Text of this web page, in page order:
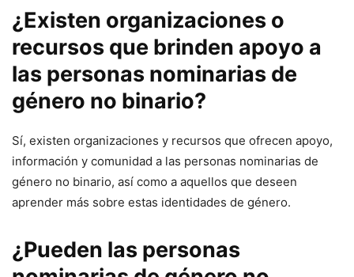
¿Existen organizaciones o
recursos que brinden apoyo a
las personas nominarias de
género no binario?
Sí, existen organizaciones y recursos que ofrecen apoyo,
información y comunidad a las personas nominarias de
género no binario, así como a aquellos que deseen
aprender más sobre estas identidades de género.
¿Pueden las personas